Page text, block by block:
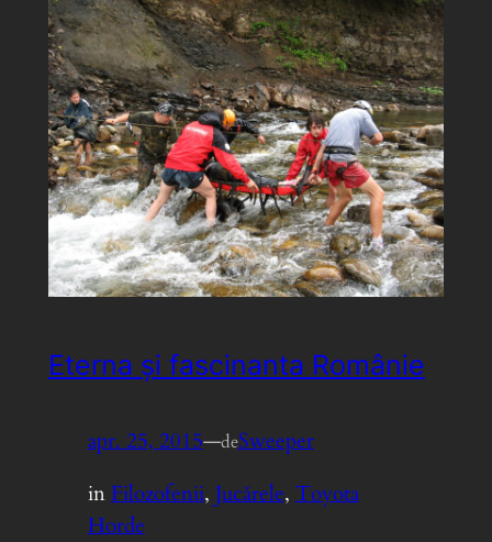
Eterna și fascinanta Românie
apr. 25, 2015—deSweeper
inFilozofenii, Jucărele, Toyota
Horde